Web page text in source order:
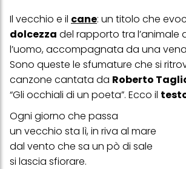
Il vecchio e il cane: un titolo che
dolcezza del rapporto tra l’animale
l’uomo, accompagnata da una
Sono queste le sfumature che si
canzone cantata da Roberto
“Gli occhiali di un poeta”. Ecco il
Ogni giorno che passa
un vecchio sta lì, in riva al mare
dal vento che sa un pò di sale
si lascia sfiorare.